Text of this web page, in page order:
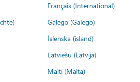
Français (International)
Galego (Galego)
Íslenska (ísland)
Latviešu (Latvija)
Malti (Malta)